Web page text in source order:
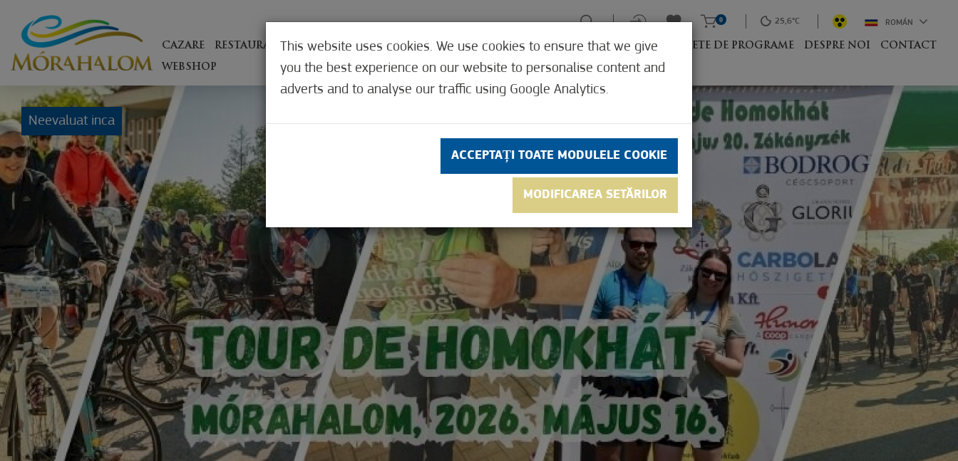
CAZARE RESTAURANTE EXPERIENȚE FOCALIZARE VERDE GYÓGYHELYEK UNDE, CUM PACHETE DE PROGRAME DESPRE NOI
CONTACT
WEBSHOP
0 25,6°C ROMÁN
Neevaluat inca
This website uses cookies. We use cookies to ensure that we give
you the best experience on our website to personalise content and
adverts and to analyse our traffic using Google Analytics.
ACCEPTAȚI TOATE MODULELE COOKIE
MODIFICAREA SETĂRILOR